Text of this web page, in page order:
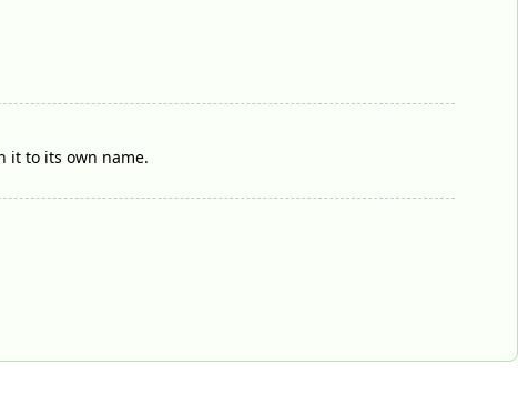
it to its own name.